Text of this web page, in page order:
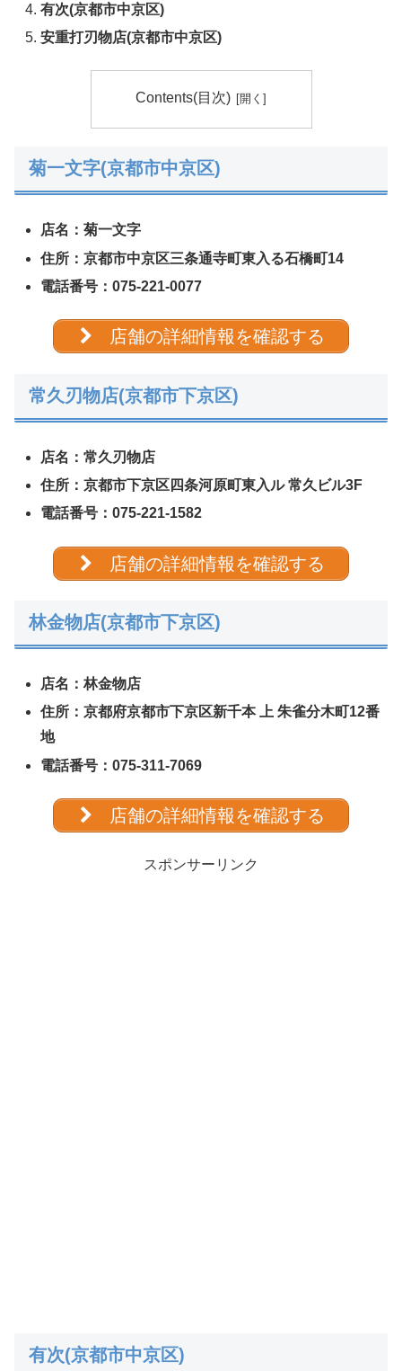
有次(京都市中京区)
安重打刃物店(京都市中京区)
Contents(目次)
菊一文字(京都市中京区)
店名：菊一文字
住所：京都市中京区三条通寺町東入る石橋町14
電話番号：075-221-0077
店舗の詳細情報を確認する
常久刃物店(京都市下京区)
店名：常久刃物店
住所：京都市下京区四条河原町東入ル 常久ビル3F
電話番号：075-221-1582
店舗の詳細情報を確認する
林金物店(京都市下京区)
店名：林金物店
住所：京都府京都市下京区新千本 上 朱雀分木町12番
地
電話番号：075-311-7069
店舗の詳細情報を確認する
スポンサーリンク
有次(京都市中京区)